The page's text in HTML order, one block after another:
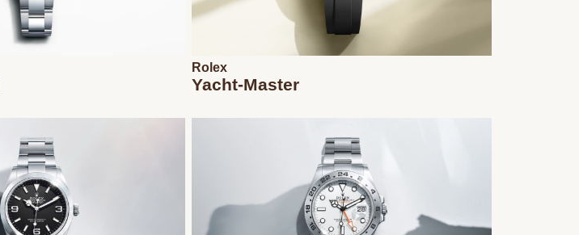
Rolex
Yacht‑Master